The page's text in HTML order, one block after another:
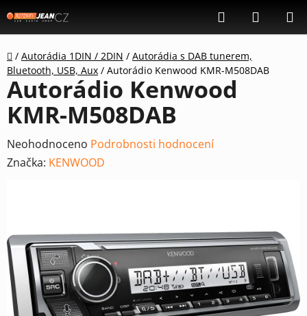
na
obsah
Hledat
KOŠÍK
Domů
/ Autorádia 1DIN / 2DIN / Autorádia s DAB tunerem,
Bluetooth, USB, Aux / Autorádio Kenwood KMR-M508DAB
Autorádio Kenwood
KMR-M508DAB
Průměrné
hodnocení
z
5
hvězdiček.
Neohodnoceno Podrobnosti hodnocení
Značka: KENWOOD